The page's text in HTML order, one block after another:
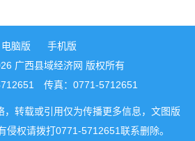
电脑版
手机版
广西县域经济网 版权所有
传真：0771-5712651
，转载或引用仅为传播更多信息，文图版
侵权请拨打0771-5712651联系删除。